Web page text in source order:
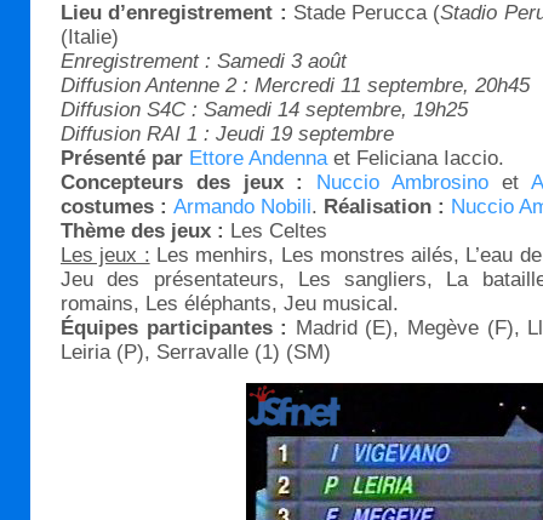
Lieu d’enregistrement : Stade Perucca (Stadio
(Italie)
Enregistrement : Samedi 3 août
Diffusion Antenne 2 : Mercredi 11 septembre, 20h45
Diffusion S4C : Samedi 14 septembre, 19h25
Diffusion RAI 1 : Jeudi 19 septembre
Présenté par Ettore Andennaet Feliciana Iaccio.
Concepteurs des jeux :
Nuccio Ambrosino et
costumes : Armando Nobili. Réalisation : Nuccio
Thème des jeux : Les Celtes
Les jeux : Les menhirs, Les monstres ailés, L’eau
Jeu des présentateurs, Les sangliers, La
romains, Les éléphants, Jeu musical.
Équipes participantes : Madrid (E), Megève (F),
Leiria (P), Serravalle (1) (SM)